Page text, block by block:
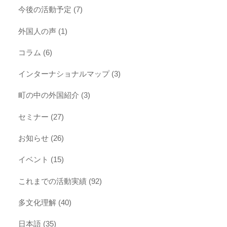
今後の活動予定 (7)
外国人の声 (1)
コラム (6)
インターナショナルマップ(3)
町の中の外国紹介 (3)
セミナー (27)
お知らせ (26)
イベント (15)
これまでの活動実績 (92)
多文化理解 (40)
日本語 (35)